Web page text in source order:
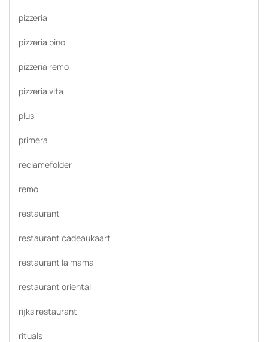
pizzeria
pizzeria pino
pizzeria remo
pizzeria vita
plus
primera
reclamefolder
remo
restaurant
restaurant cadeaukaart
restaurant la mama
restaurant oriental
rijks restaurant
rituals